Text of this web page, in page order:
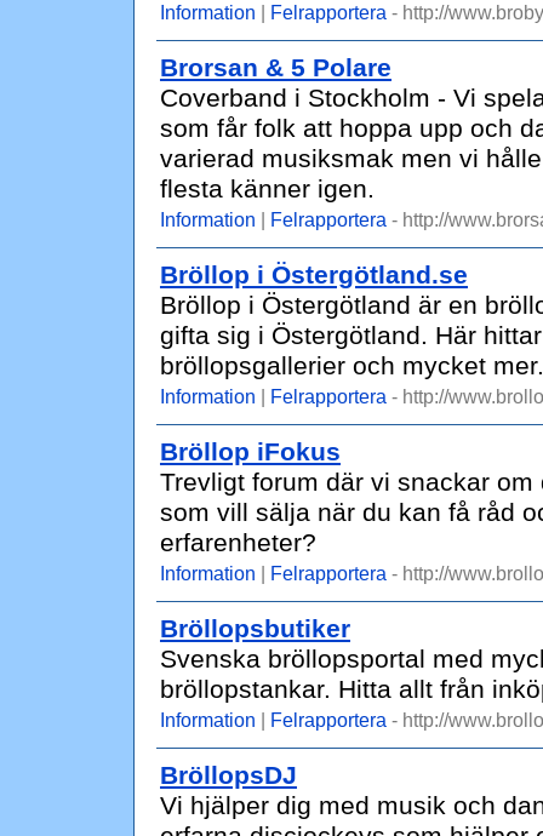
Information | Felrapportera - http://
Brorsan & 5 Polare
Coverband i Stockholm - Vi
som får folk att hoppa upp och
varierad musiksmak men vi
flesta känner igen.
Information | Felrapportera - http://
Bröllop i Östergötland.se
Bröllop i Östergötland är en
gifta sig i Östergötland. Här
bröllopsgallerier och mycket mer.
Information | Felrapportera - http://
Bröllop iFokus
Trevligt forum där vi snackar
som vill sälja när du kan få råd
erfarenheter?
Information | Felrapportera - http://
Bröllopsbutiker
Svenska bröllopsportal med
bröllopstankar. Hitta allt från
Information | Felrapportera - http://
BröllopsDJ
Vi hjälper dig med musik och